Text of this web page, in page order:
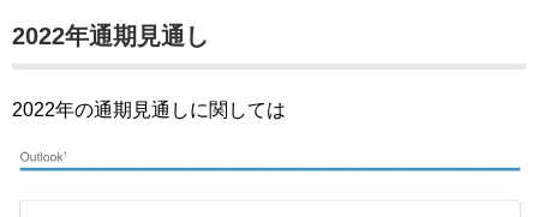
2022年通期見通し
2022年の通期見通しに関しては